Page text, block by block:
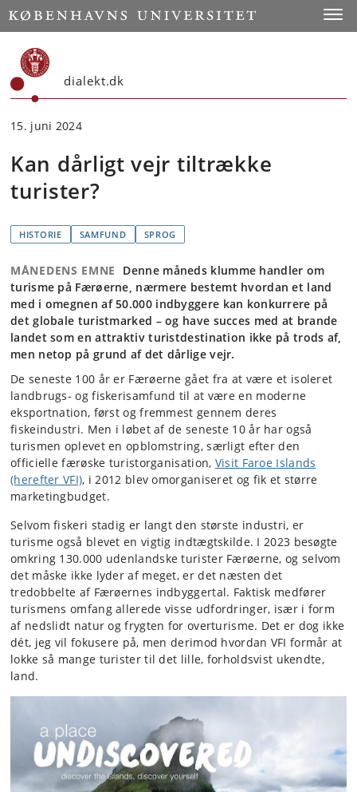
Start
dialekt.dk
15. juni 2024
Kan dårligt vejr tiltrække
turister?
HISTORIE SAMFUND SPROG
MÅNEDENS EMNE
Denne måneds klumme handler om
turisme på Færøerne, nærmere bestemt hvordan et land
med i omegnen af 50.000 indbyggere kan konkurrere på
det globale turistmarked – og have succes med at brande
landet som en attraktiv turistdestination ikke på trods af,
men netop på grund af det dårlige vejr.
De seneste 100 år er Færøerne gået fra at være et isoleret
landbrugs- og fiskerisamfund til at være en moderne
eksportnation, først og fremmest gennem deres
fiskeindustri. Men i løbet af de seneste 10 år har også
turismen oplevet en opblomstring, særligt efter den
officielle færøske turistorganisation, Visit Faroe Islands
(herefter VFI), i 2012 blev omorganiseret og fik et større
marketingbudget.
Selvom fiskeri stadig er langt den største industri, er
turisme også blevet en vigtig indtægtskilde. I 2023 besøgte
omkring 130.000 udenlandske turister Færøerne, og selvom
det måske ikke lyder af meget, er det næsten det
tredobbelte af Færøernes indbyggertal. Faktisk medfører
turismens omfang allerede visse udfordringer, især i form
af nedslidt natur og frygten for overturisme. Det er dog ikke
dét, jeg vil fokusere på, men derimod hvordan VFI formår at
lokke så mange turister til det lille, forholdsvist ukendte,
land.